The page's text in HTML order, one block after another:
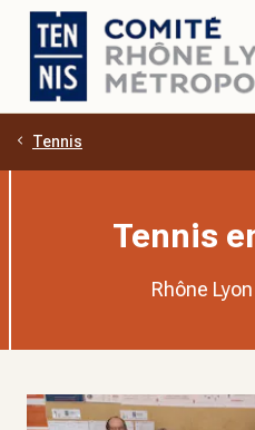
Aller au contenu principal
Tennis
Tennis
Rhône